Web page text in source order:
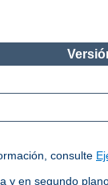
consulte
en segundo